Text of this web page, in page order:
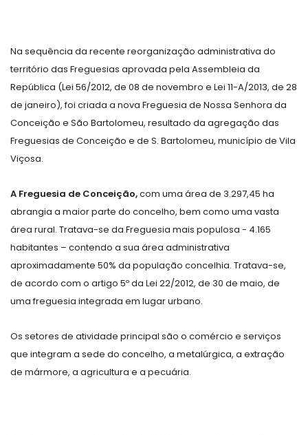
Na sequência da recente reorganização administrativa do
território das Freguesias aprovada pela Assembleia da
República (Lei 56/2012, de 08 de novembro e Lei 11-A/2013, de 28
de janeiro), foi criada a nova Freguesia de Nossa Senhora da
Conceição e São Bartolomeu, resultado da agregação das
Freguesias de Conceição e de S. Bartolomeu, município de Vila
Viçosa.
A Freguesia de Conceição,com uma área de 3.297,45 ha
abrangia a maior parte do concelho, bem como uma vasta
área rural. Tratava-se da Freguesia mais populosa - 4.165
habitantes – contendo a sua área administrativa
aproximadamente 50% da população concelhia. Tratava-se,
de acordo com o artigo 5º da Lei 22/2012, de 30 de maio, de
uma freguesia integrada em lugar urbano.
Os setores de atividade principal são o comércio e serviços
que integram a sede do concelho, a metalúrgica, a extração
de mármore, a agricultura e a pecuária.